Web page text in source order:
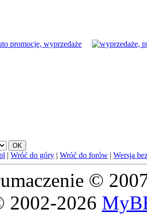
| Wróć do góry | Wróć do forów | Wersja
©
2002-2026